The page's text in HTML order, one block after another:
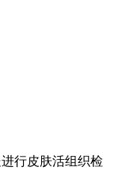
行皮肤活组织检